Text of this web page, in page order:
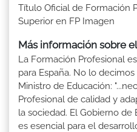
Título Oficial de Formación
Superior en FP Imagen
Más información sobre
La Formación Profesional
para España. No lo
Ministro de Educación:
Profesional de calidad y
la sociedad. El Gobierno de
es esencial para el